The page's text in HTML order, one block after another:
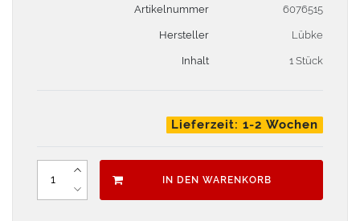
Artikelnummer 6076515
Hersteller Lübke
Inhalt 1 Stück
Lieferzeit: 1-2 Wochen
IN DEN WARENKORB